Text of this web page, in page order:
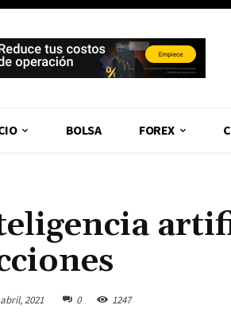
BOLSA FOREX
2021 0 1247